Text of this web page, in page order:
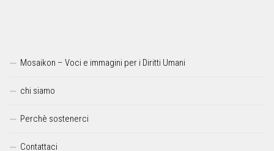
Mosaikon – Voci e immagini per i Diritti Umani
chi siamo
Perchè sostenerci
Contattaci